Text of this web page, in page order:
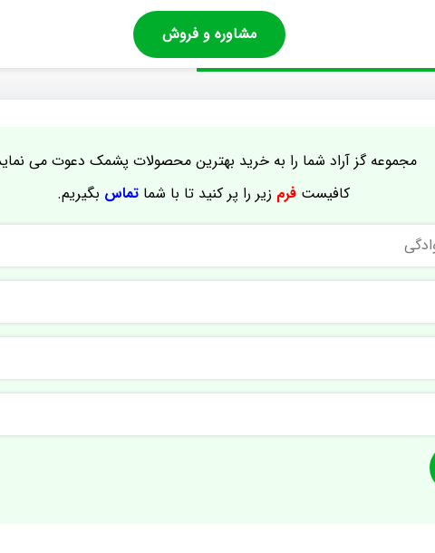
مشاوره و فروش
مجموعه گز آراد شما را به خرید بهترین محصولات پشمک دعوت می
کافیستفرم زیر را پر کنید تا با شماتماس بگیریم.